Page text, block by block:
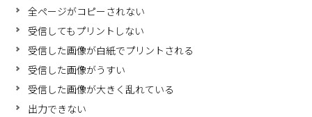
全ページがコピーされない
受信してもプリントしない
受信した画像が白紙でプリントされる
受信した画像がうすい
受信した画像が大きく乱れている
出力できない